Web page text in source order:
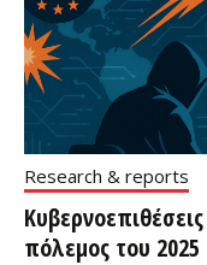
Research & reports
πόλεμος του 2025